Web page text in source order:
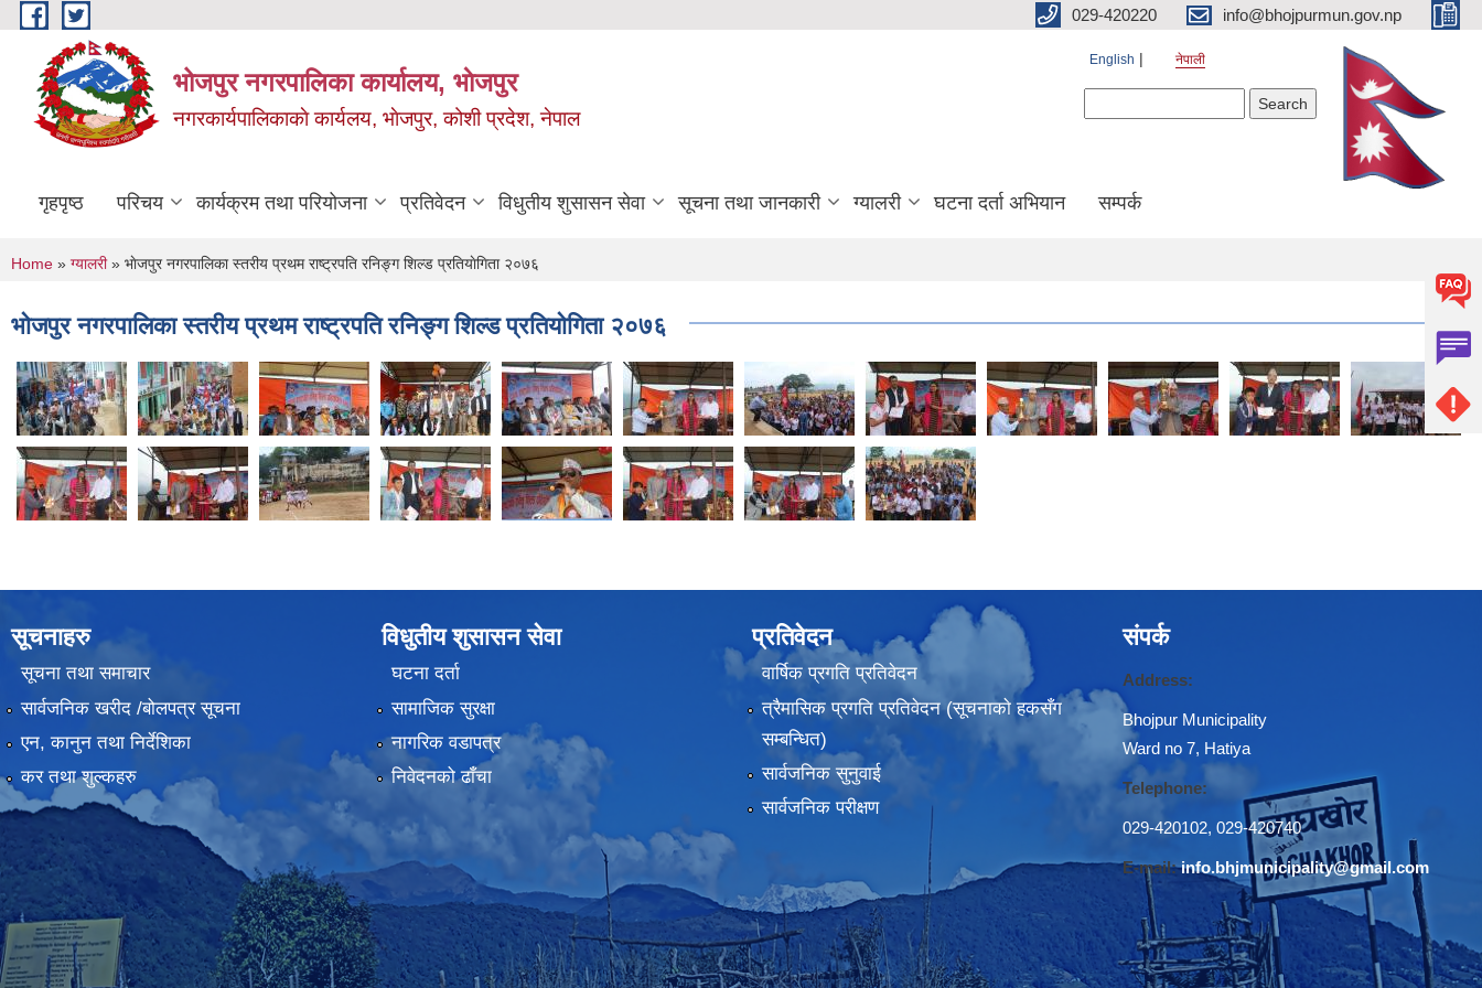
Skip to main content 029-420220 info@bhojpurmun.gov.np
भोजपुर नगरपालिका कार्यालय, भाेजपुर
नगरकार्यपालिकाकाे कार्यलय, भाेजपुर, कोशी प्रदेश, नेपाल
English नेपाली
गृहपृष्ठ परिचय कार्यक्रम तथा परियोजना प्रतिवेदन विधुतीय शुसासन सेवा सूचना तथा जानकारी ग्यालरी घटना दर्ता अभियान सम्पर्क
You are here
Home » ग्यालरी» भाेजपुर नगरपालिका स्तरीय प्रथम राष्ट्रपति रनिङ्ग शिल्ड प्रतियाेगिता २०७६
भाेजपुर नगरपालिका स्तरीय प्रथम राष्ट्रपति रनिङ्ग शिल्ड प्रतियाेगिता २०७६
सूचनाहरु
सूचना तथा समाचार
सार्वजनिक खरीद /बोलपत्र सूचना
एन, कानुन तथा निर्देशिका
कर तथा शुल्कहरु
विधुतीय शुसासन सेवा
घटना दर्ता
सामाजिक सुरक्षा
नागरिक वडापत्र
निवेदनको ढाँचा
प्रतिवेदन
वार्षिक प्रगति प्रतिवेदन
त्रैमासिक प्रगति प्रतिवेदन (सूचनाकाे हकसँग
सम्बन्धित)
सार्वजनिक सुनुवाई
सार्वजनिक परीक्षण
संपर्क
Address:
Bhojpur Municipality
Ward no 7, Hatiya
Telephone:
029-420102, 029-420740
E-mail:info.bhjmunicipality@gmail.com